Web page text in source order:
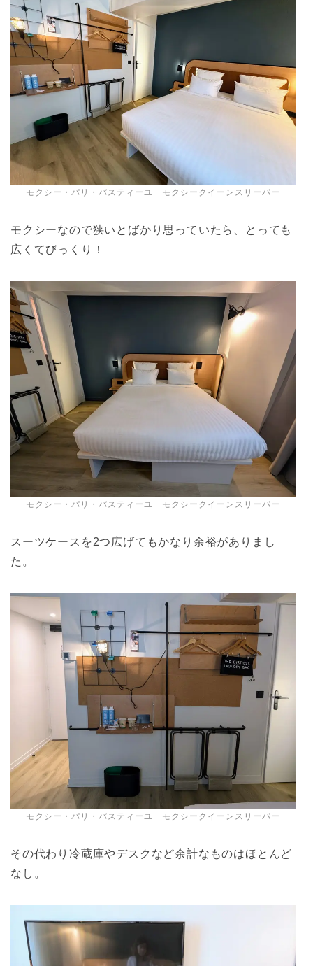
モクシー・パリ・バスティーユ モクシークイーンスリーパー
モクシーなので狭いとばかり思っていたら、とっても
広くてびっくり！
モクシー・パリ・バスティーユ モクシークイーンスリーパー
スーツケースを2つ広げてもかなり余裕がありまし
た。
モクシー・パリ・バスティーユ モクシークイーンスリーパー
その代わり冷蔵庫やデスクなど余計なものはほとんど
なし。